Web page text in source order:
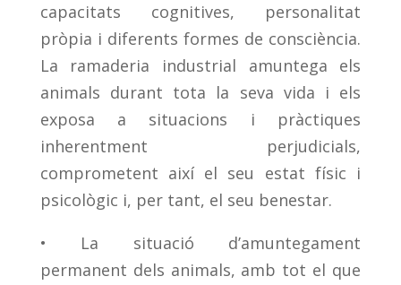
capacitats cognitives, personalitat
pròpia i diferents formes de consciència.
La ramaderia industrial amuntega els
animals durant tota la seva vida i els
exposa a situacions i pràctiques
inherentment perjudicials,
comprometent així el seu estat físic i
psicològic i, per tant, el seu benestar.
• La situació d’amuntegament
permanent dels animals, amb tot el que